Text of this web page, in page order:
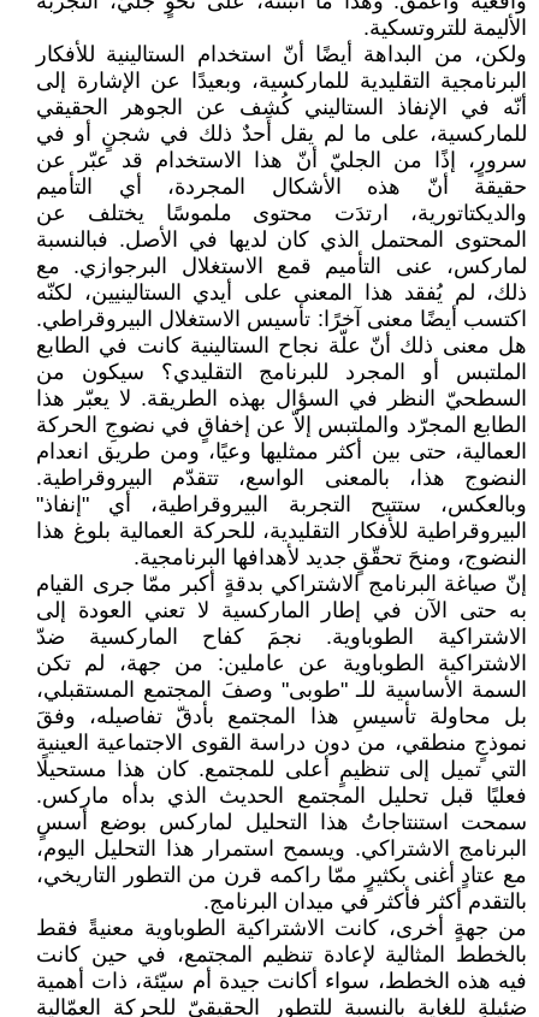
الأليمة ‏للتروتسكية.‏
ولكن، من البداهة أيضًا أنّ استخدام الستالينية للأفكار
البرنامجية التقليدية للماركسية، وبعيدًا عن الإشارة ‏إلى
أنّه في الإنفاذ الستاليني كُشِف عن الجوهر الحقيقي
للماركسية، على ما لم يقل أحدٌ ذلك في شجنٍ أو ‏في
سرورٍ، إذًا من الجليّ أنّ هذا الاستخدام قد عبّر عن
حقيقة أنّ هذه الأشكال المجردة، أي التأميم
‏والديكتاتورية، ارتدَت محتوى ملموسًا يختلف عن
المحتوى المحتمل الذي كان لديها في الأصل. فبالنسبة
‏لماركس، عنى التأميم قمع الاستغلال البرجوازي. مع
ذلك، لم يُفقد هذا المعنى على أيدي الستالينيين، لكنّه
‏اكتسب أيضًا معنى آخرًا: تأسيس الاستغلال البيروقراطي.
هل معنى ذلك أنّ علّة نجاح الستالينية كانت ‏في الطابع
الملتبس أو المجرد للبرنامج التقليدي؟ سيكون من
السطحيّ النظر في السؤال بهذه الطريقة. لا ‏يعبّر هذا
الطابع المجرّد والملتبس إلاّ عن إخفاقٍ في نضوجِ الحركة
العمالية، حتى بين أكثر ممثليها وعيًا، ‏ومن طريق انعدام
النضوج هذا، بالمعنى الواسع، تتقدّم البيروقراطية.
وبالعكس، ستتيح التجربة ‏البيروقراطية، أي "إنفاذ"
البيروقراطية للأفكار التقليدية، للحركة العمالية بلوغ هذا
النضوج، ومنحَ تحقّقٍ ‏جديد لأهدافها البرنامجية.‏
إنّ صياغة البرنامج الاشتراكي بدقةٍ أكبر ممّا جرى القيام
به حتى الآن في إطار الماركسية لا تعني العودة ‏إلى
الاشتراكية الطوباوية. نجمَ كفاح الماركسية ضدّ
الاشتراكية الطوباوية عن عاملين: من جهة، لم تكن
‏السمة الأساسية للـ "طوبى" وصفَ المجتمع المستقبلي،
بل محاولة تأسيسِ هذا المجتمع بأدقّ تفاصيله، ‏وفقَ
نموذجٍ منطقي، من دون دراسة القوى الاجتماعية العينية
التي تميل إلى تنظيمٍ أعلى للمجتمع. كان ‏هذا مستحيلًا
فعليًا قبل تحليل المجتمع الحديث الذي بدأه ماركس.
سمحت استنتاجاتُ هذا التحليل ‏لماركس بوضع أسسٍ
البرنامج الاشتراكي. ويسمح استمرار هذا التحليل اليوم،
مع عتادٍ أغنى بكثيرٍ ممّا ‏راكمه قرن من التطور التاريخي،
بالتقدم أكثر فأكثر في ميدان البرنامج.‏
من جهةٍ أخرى، كانت الاشتراكية الطوباوية معنيةً فقط
بالخطط المثالية لإعادة تنظيم المجتمع، في حين ‏كانت
فيه هذه الخطط، سواء أكانت جيدة أم سيّئة، ذات أهمية
ضئيلةٍ للغاية بالنسبة للتطور الحقيقيّ ‏للحركة العمّالية